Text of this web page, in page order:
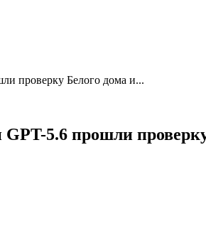
проверку Белого дома и...
5.6 прошли